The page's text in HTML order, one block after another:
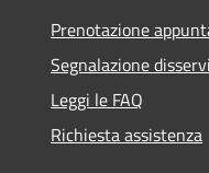
Prenotazione
Segnalazione
Leggi le FAQ
Richiesta assistenza